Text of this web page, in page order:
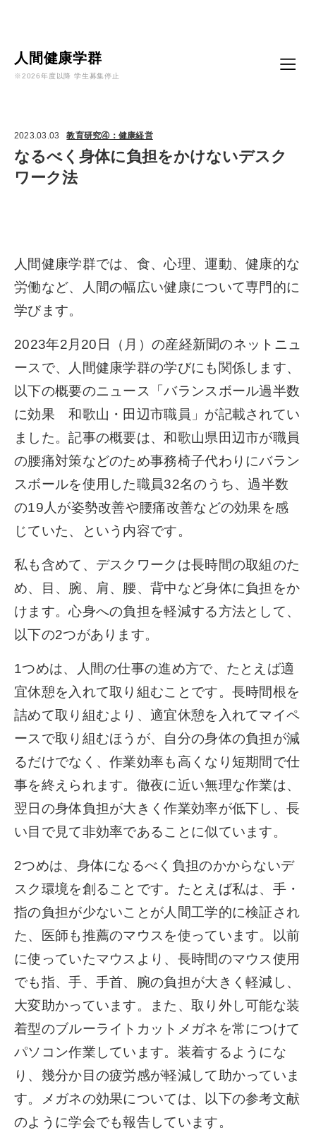
人間健康学群
※2026年度以降 学生募集停止
2023.03.03 教育研究④：健康経営
なるべく身体に負担をかけないデスク
ワーク法
人間健康学群では、食、心理、運動、健康的な
労働など、人間の幅広い健康について専門的に
学びます。
2023年2月20日（月）の産経新聞のネットニュ
ースで、人間健康学群の学びにも関係します、
以下の概要のニュース「バランスボール過半数
に効果 和歌山・田辺市職員」が記載されてい
ました。記事の概要は、和歌山県田辺市が職員
の腰痛対策などのため事務椅子代わりにバラン
スボールを使用した職員32名のうち、過半数
の19人が姿勢改善や腰痛改善などの効果を感
じていた、という内容です。
私も含めて、デスクワークは長時間の取組のた
め、目、腕、肩、腰、背中など身体に負担をか
けます。心身への負担を軽減する方法として、
以下の2つがあります。
1つめは、人間の仕事の進め方で、たとえば適
宜休憩を入れて取り組むことです。長時間根を
詰めて取り組むより、適宜休憩を入れてマイペ
ースで取り組むほうが、自分の身体の負担が減
るだけでなく、作業効率も高くなり短期間で仕
事を終えられます。徹夜に近い無理な作業は、
翌日の身体負担が大きく作業効率が低下し、長
い目で見て非効率であることに似ています。
2つめは、身体になるべく負担のかからないデ
スク環境を創ることです。たとえば私は、手・
指の負担が少ないことが人間工学的に検証され
た、医師も推薦のマウスを使っています。以前
に使っていたマウスより、長時間のマウス使用
でも指、手、手首、腕の負担が大きく軽減し、
大変助かっています。また、取り外し可能な装
着型のブルーライトカットメガネを常につけて
パソコン作業しています。装着するようにな
り、幾分か目の疲労感が軽減して助かっていま
す。メガネの効果については、以下の参考文献
のように学会でも報告しています。